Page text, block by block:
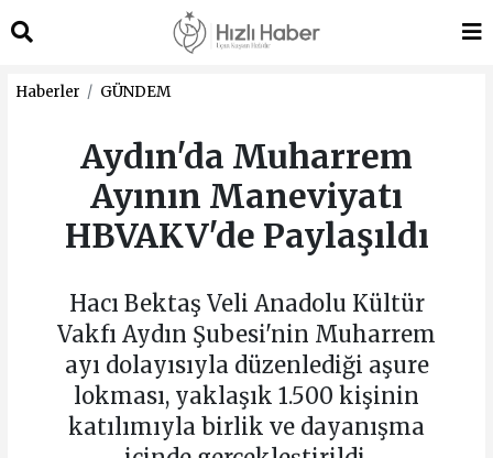
Haberler GÜNDEM
Aydın'da Muharrem
Ayının Maneviyatı
HBVAKV'de Paylaşıldı
Hacı Bektaş Veli Anadolu Kültür
Vakfı Aydın Şubesi'nin Muharrem
ayı dolayısıyla düzenlediği aşure
lokması, yaklaşık 1.500 kişinin
katılımıyla birlik ve dayanışma